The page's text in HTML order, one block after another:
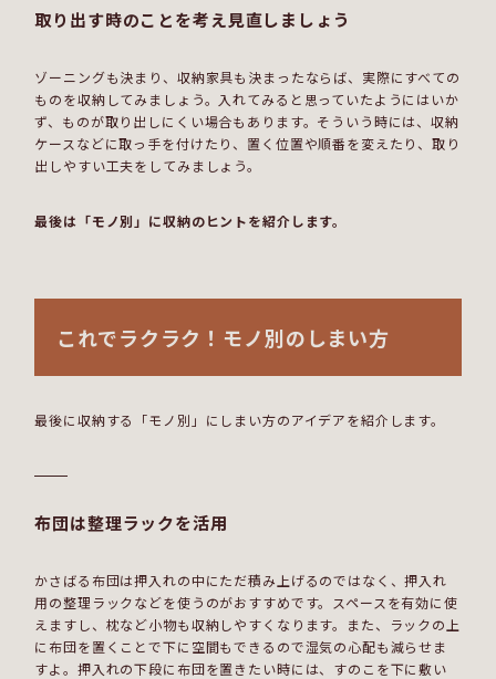
取り出す時のことを考え見直しましょう
ゾーニングも決まり、収納家具も決まったならば、実際にすべての
ものを収納してみましょう。入れてみると思っていたようにはいか
ず、ものが取り出しにくい場合もあります。そういう時には、収納
ケースなどに取っ手を付けたり、置く位置や順番を変えたり、取り
出しやすい工夫をしてみましょう。
最後は「モノ別」に収納のヒントを紹介します。
これでラクラク！モノ別のしまい方
最後に収納する「モノ別」にしまい方のアイデアを紹介します。
布団は整理ラックを活用
かさばる布団は押入れの中にただ積み上げるのではなく、押入れ
用の整理ラックなどを使うのがおすすめです。スペースを有効に使
えますし、枕など小物も収納しやすくなります。また、ラックの上
に布団を置くことで下に空間もできるので湿気の心配も減らせま
すよ。押入れの下段に布団を置きたい時には、すのこを下に敷い